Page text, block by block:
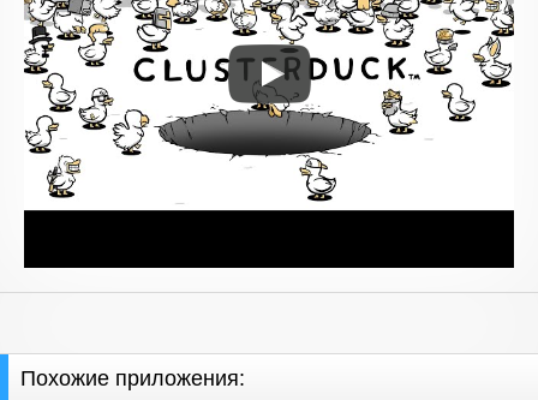
Похожие приложения: